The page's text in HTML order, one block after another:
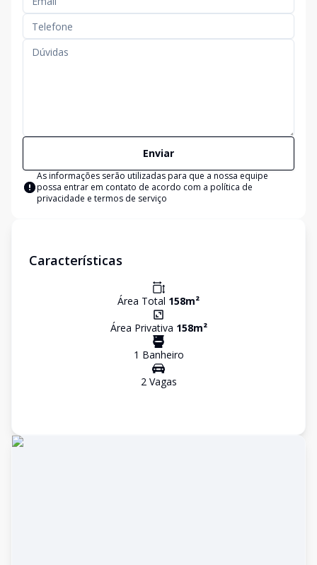
Enviar
As informações serão utilizadas para que a nossa equipe
possa entrar em contato de acordo com a política de
privacidade e termos de serviço
Características
Área Total 158m²
Área Privativa 158m²
1 Banheiro
2Vagas